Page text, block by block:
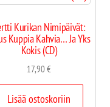
Kurikan Nimipäivät:
Kuppia Kahvia… Ja Yks
Kokis (CD)
17,90€
Lisää ostoskoriin